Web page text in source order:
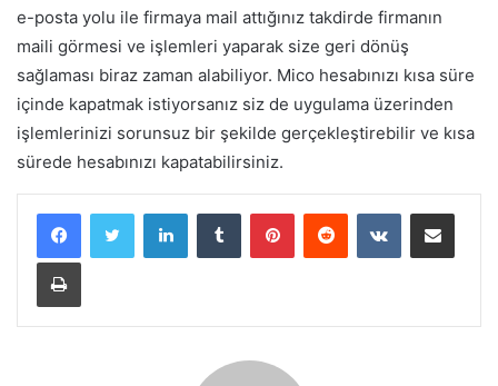
e-posta yolu ile firmaya mail attığınız takdirde firmanın
maili görmesi ve işlemleri yaparak size geri dönüş
sağlaması biraz zaman alabiliyor. Mico hesabınızı kısa süre
içinde kapatmak istiyorsanız siz de uygulama üzerinden
işlemlerinizi sorunsuz bir şekilde gerçekleştirebilir ve kısa
sürede hesabınızı kapatabilirsiniz.
LinkedInTumblr PinterestReddit VKontakteE-Posta ile paylaş
Yazdır